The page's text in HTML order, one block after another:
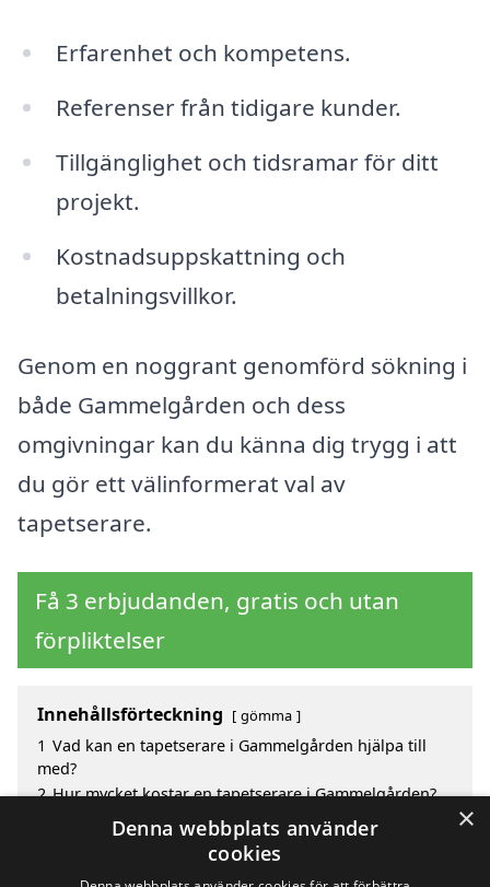
Erfarenhet och kompetens.
Referenser från tidigare kunder.
Tillgänglighet och tidsramar för ditt
projekt.
Kostnadsuppskattning och
betalningsvillkor.
Genom en noggrant genomförd sökning i
både Gammelgården och dess
omgivningar kan du känna dig trygg i att
du gör ett välinformerat val av
tapetserare.
Få 3 erbjudanden, gratis och utan
förpliktelser
Innehållsförteckning gömma
1 Vad kan en tapetserare i Gammelgården hjälpa till
med?
2 Hur mycket kostar en tapetserare i Gammelgården?
Fördelar med att välja tapetserare i Gammelgården
Sök efter en skicklig tapetserare i de omgivande
städerna Gammelgården
×
Denna webbplats använder
cookies